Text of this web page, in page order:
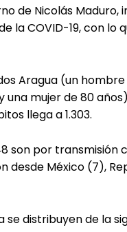
de Nicolás Maduro,
la COVID-19, con lo
Aragua (un
mujer de 80
llega a 1.303.
son por transmisión
desde México (7),
distribuyen de la